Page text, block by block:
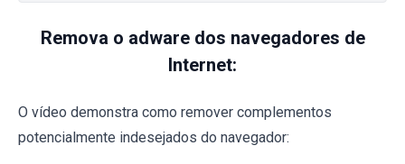
Remova o adware dos navegadores de
Internet:
O vídeo demonstra como remover complementos
potencialmente indesejados do navegador: